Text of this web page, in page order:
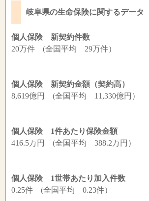
岐阜県の生命保険に関する
個人保険 新契約件数
20万件 (全国平均 29万件）
個人保険 新契約金額（契約高）
8,619億円 (全国平均 11,330億円）
個人保険 1件あたり保険金額
416.5万円 (全国平均 388.2万円）
個人保険 1世帯あたり加入件数
0.25件 (全国平均 0.23件）